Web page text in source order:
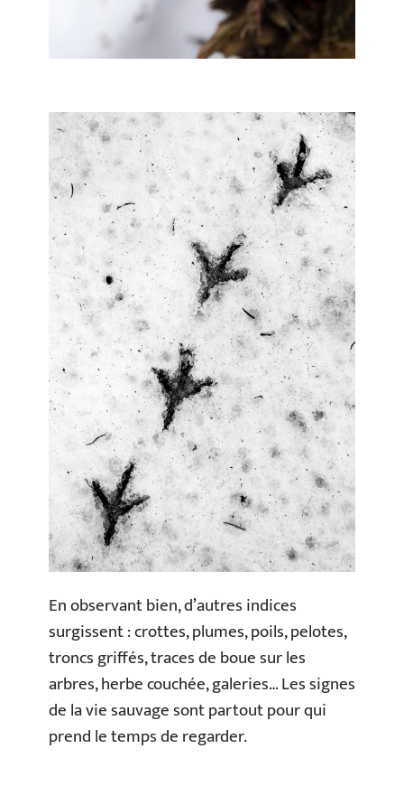
En observant bien, d’autres indices
surgissent : crottes, plumes, poils, pelotes,
troncs griffés, traces de boue sur les
arbres, herbe couchée, galeries… Les signes
de la vie sauvage sont partout pour qui
prend le temps de regarder.